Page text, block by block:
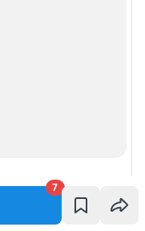
7